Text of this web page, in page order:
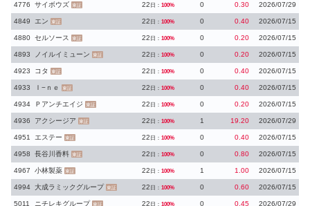
4776 サイボウズ 東証 22 日： 100% 0 0.30 2026/07/29
4849 エン 東証 22 日： 100% 0 0.40 2026/07/15
4880 セルソース 東証 22 日： 100% 0 0.20 2026/07/15
4893 ノイルイミューン 東証 22 日： 100% 0 0.20 2026/07/15
4923 コタ 東証 22 日： 100% 0 0.40 2026/07/15
4933 Ｉ−ｎｅ 東証 22 日： 100% 0 0.40 2026/07/15
4934 Ｐアンチエイジ 東証 22 日： 100% 0 0.20 2026/07/15
4936 アクシージア 東証 22 日： 100% 1 19.20 2026/07/29
4951 エステー 東証 22 日： 100% 0 0.40 2026/07/15
4958 長谷川香料 東証 22 日： 100% 0 0.80 2026/07/15
4967 小林製薬 東証 22 日： 100% 1 1.00 2026/07/15
4994 大成ラミックグループ 東証 22 日： 100% 0 0.60 2026/07/15
5011 ニチレキグループ 東証 22 日： 100% 0 0.45 2026/07/29